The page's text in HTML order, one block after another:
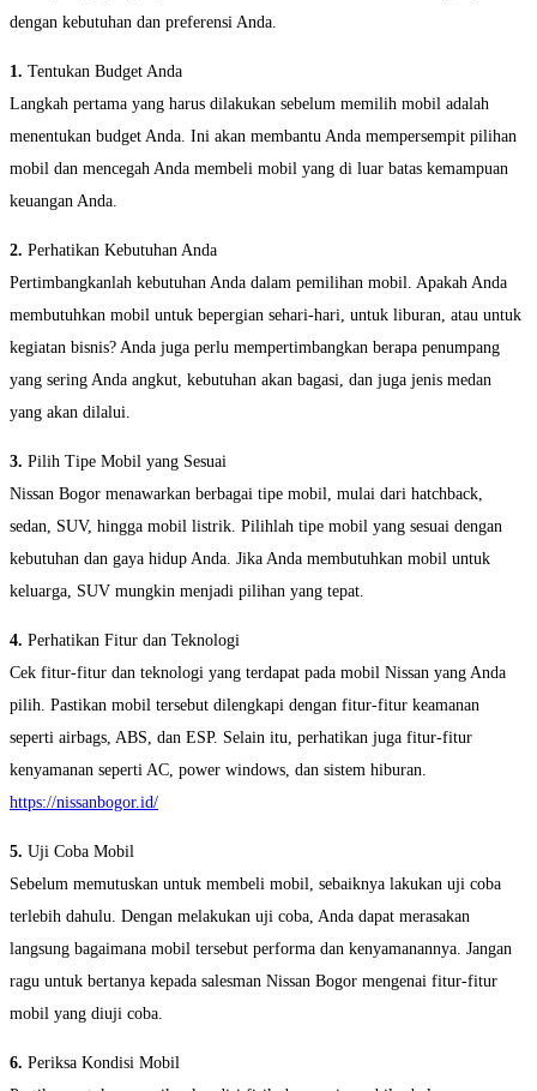
dengan kebutuhan dan preferensi Anda.
1. Tentukan Budget Anda
Langkah pertama yang harus dilakukan sebelum memilih mobil adalah
menentukan budget Anda. Ini akan membantu Anda mempersempit pilihan
mobil dan mencegah Anda membeli mobil yang di luar batas kemampuan
keuangan Anda.
2. Perhatikan Kebutuhan Anda
Pertimbangkanlah kebutuhan Anda dalam pemilihan mobil. Apakah Anda
membutuhkan mobil untuk bepergian sehari-hari, untuk liburan, atau untuk
kegiatan bisnis? Anda juga perlu mempertimbangkan berapa penumpang
yang sering Anda angkut, kebutuhan akan bagasi, dan juga jenis medan
yang akan dilalui.
3. Pilih Tipe Mobil yang Sesuai
Nissan Bogor menawarkan berbagai tipe mobil, mulai dari hatchback,
sedan, SUV, hingga mobil listrik. Pilihlah tipe mobil yang sesuai dengan
kebutuhan dan gaya hidup Anda. Jika Anda membutuhkan mobil untuk
keluarga, SUV mungkin menjadi pilihan yang tepat.
4. Perhatikan Fitur dan Teknologi
Cek fitur-fitur dan teknologi yang terdapat pada mobil Nissan yang Anda
pilih. Pastikan mobil tersebut dilengkapi dengan fitur-fitur keamanan
seperti airbags, ABS, dan ESP. Selain itu, perhatikan juga fitur-fitur
kenyamanan seperti AC, power windows, dan sistem hiburan.
https://nissanbogor.id/
5. Uji Coba Mobil
Sebelum memutuskan untuk membeli mobil, sebaiknya lakukan uji coba
terlebih dahulu. Dengan melakukan uji coba, Anda dapat merasakan
langsung bagaimana mobil tersebut performa dan kenyamanannya. Jangan
ragu untuk bertanya kepada salesman Nissan Bogor mengenai fitur-fitur
mobil yang diuji coba.
6. Periksa Kondisi Mobil